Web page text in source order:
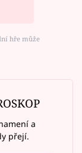
hře může
a
přejí.